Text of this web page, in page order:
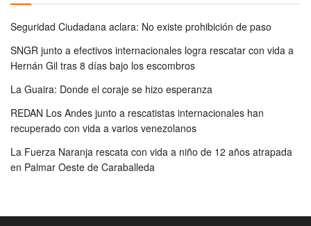
Seguridad Ciudadana aclara: No existe prohibición de paso
SNGR junto a efectivos internacionales logra rescatar con vida a
Hernán Gil tras 8 días bajo los escombros
La Guaira: Donde el coraje se hizo esperanza
REDAN Los Andes junto a rescatistas internacionales han
recuperado con vida a varios venezolanos
La Fuerza Naranja rescata con vida a niño de 12 años atrapada
en Palmar Oeste de Caraballeda